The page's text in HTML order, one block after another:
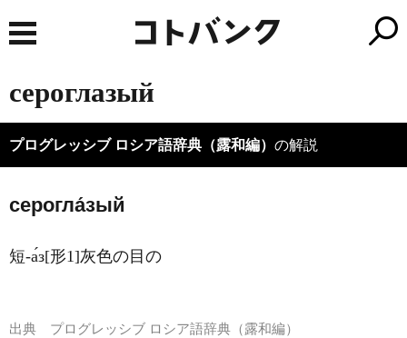
сероглазый
プログレッシブ ロシア語辞典（露和編） の解説
серогла́зый
短-а́з[形1]灰色の目の
出典 プログレッシブ ロシア語辞典（露和編）